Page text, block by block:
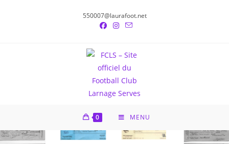
550007@laurafoot.net
0 MENU